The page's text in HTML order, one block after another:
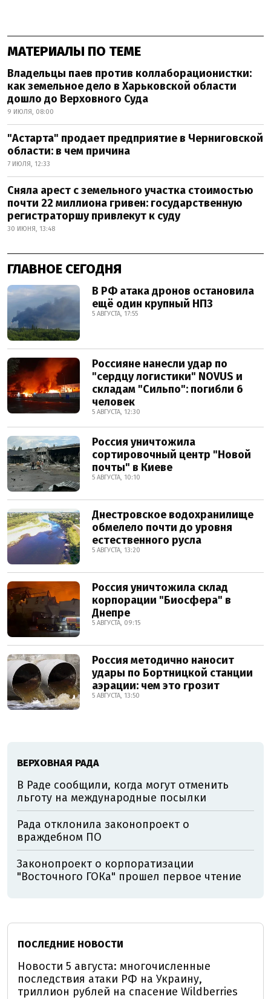
МАТЕРИАЛЫ ПО ТЕМЕ
Владельцы паев против коллаборационистки:
как земельное дело в Харьковской области
дошло до Верховного Суда
9 ИЮЛЯ, 08:00
"Астарта" продает предприятие в Черниговской
области: в чем причина
7 ИЮЛЯ, 12:33
Сняла арест с земельного участка стоимостью
почти 22 миллиона гривен: государственную
регистраторшу привлекут к суду
30 ИЮНЯ, 13:48
ГЛАВНОЕ СЕГОДНЯ
В РФ атака дронов остановила
ещё один крупный НПЗ
5 АВГУСТА, 17:55
Россияне нанесли удар по
"сердцу логистики" NOVUS и
складам "Сильпо": погибли 6
человек
5 АВГУСТА, 12:30
Россия уничтожила
сортировочный центр "Новой
почты" в Киеве
5 АВГУСТА, 10:10
Днестровское водохранилище
обмелело почти до уровня
естественного русла
5 АВГУСТА, 13:20
Россия уничтожила склад
корпорации "Биосфера" в
Днепре
5 АВГУСТА, 09:15
Россия методично наносит
удары по Бортницкой станции
аэрации: чем это грозит
5 АВГУСТА, 13:50
ВЕРХОВНАЯ РАДА
В Раде сообщили, когда могут отменить
льготу на международные посылки
Рада отклонила законопроект о
враждебном ПО
Законопроект о корпоратизации
"Восточного ГОКа" прошел первое чтение
ПОСЛЕДНИЕ НОВОСТИ
Новости 5 августа: многочисленные
последствия атаки РФ на Украину,
триллион рублей на спасение Wildberries